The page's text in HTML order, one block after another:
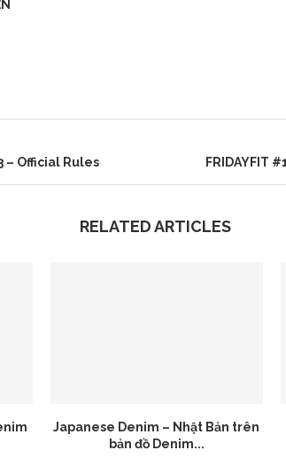
– Official Rules FRIDAYFIT
RELATED ARTICLES
Japanese Denim – Nhật Bản trên
bản đồ Denim...